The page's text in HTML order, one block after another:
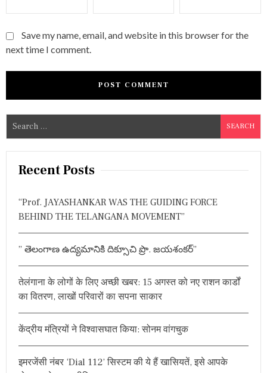
Save my name, email, and website in this browser for the
next time I comment.
a
Recent Posts
“Prof. JAYASHANKAR WAS THE GUIDING FORCE
BEHIND THE TELANGANA MOVEMENT”
” తెలంగాణ ఉద్యమానికి దిక్సూచి ప్రొ. జయశంకర్”
तेलंगाना के लोगों के लिए अच्छी खबर: 15 अगस्त को नए राशन कार्डों
का वितरण, लाखों परिवारों का सपना साकार
केंद्रीय मंत्रियों ने विश्वासघात किया: सोनम वांगचुक
इमरजेंसी नंबर ‘Dial 112’ सिस्टम की ये हैं खासियतें, इसे आपके